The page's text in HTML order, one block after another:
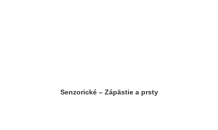
Senzorické – Zápästie a prsty